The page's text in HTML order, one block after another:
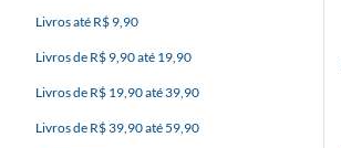
Livros até R$ 9,90
Livros de R$ 9,90 até 19,90
Livros de R$ 19,90 até 39,90
Livros de R$ 39,90 até 59,90